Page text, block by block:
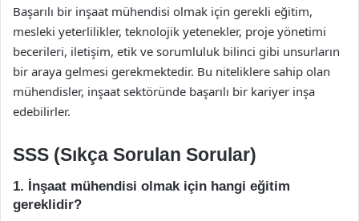
Başarılı bir inşaat mühendisi olmak için gerekli eğitim,
mesleki yeterlilikler, teknolojik yetenekler, proje yönetimi
becerileri, iletişim, etik ve sorumluluk bilinci gibi unsurların
bir araya gelmesi gerekmektedir. Bu niteliklere sahip olan
mühendisler, inşaat sektöründe başarılı bir kariyer inşa
edebilirler.
SSS (Sıkça Sorulan Sorular)
1. İnşaat mühendisi olmak için hangi eğitim
gereklidir?